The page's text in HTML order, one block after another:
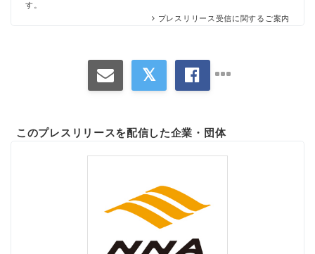
す。
プレスリリース受信に関するご案内
このプレスリリースを配信した企業・団体